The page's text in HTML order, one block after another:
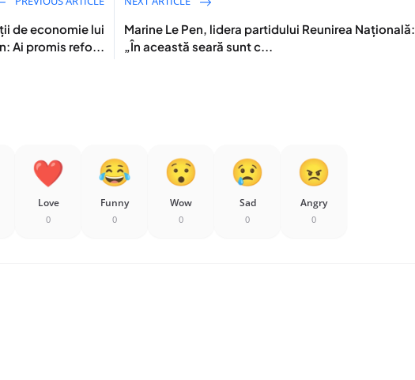
de economie lui
Ai promis refo...
Marine Le Pen, lidera partidului Reunirea Națională:
„În această seară sunt c...
Love
0
Funny
0
Wow
0
Sad
0
Angry
0